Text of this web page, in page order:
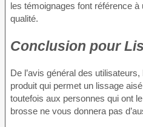
les témoignages font référence
qualité.
Conclusion pour
De l’avis général des
produit qui permet un lissage
toutefois aux personnes qui ont
brosse ne vous donnera pas